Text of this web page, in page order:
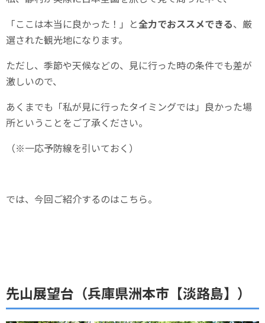
「ここは本当に良かった！」と全力でおススメできる、厳
選された観光地になります。
ただし、季節や天候などの、見に行った時の条件でも差が
激しいので、
あくまでも「私が見に行ったタイミングでは」良かった場
所ということをご了承ください。
（※一応予防線を引いておく）
では、今回ご紹介するのはこちら。
先山展望台（兵庫県洲本市【淡路島】）